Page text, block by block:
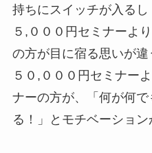
持ちにスイッチが入るし
５,０００円セミナーよ
の方が目に宿る思いが違
５０,０００円セミナー
ナーの方が、「何が何
る！」とモチベーション